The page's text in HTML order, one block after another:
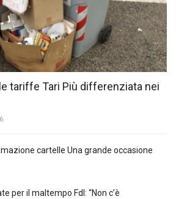
tariffe Tari Più differenziata nei
cartelle Una grande occasione
per il maltempo FdI: “Non c’è